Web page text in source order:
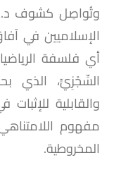
وتُواصِل كشوف د.
الإسلاميين في
أي فلسفة
السِّجْزِيِّ، الذي
والقابلية
مفهوم
المخروطية.